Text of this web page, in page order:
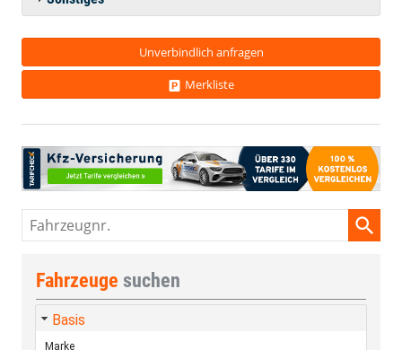
Unverbindlich anfragen
Merkliste
Fahrzeugnr.
Fahrzeuge suchen
Basis
Marke